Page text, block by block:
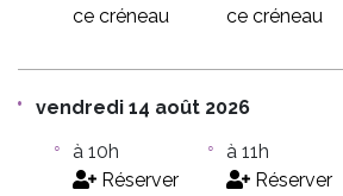
ce créneau
ce créneau
vendredi 14 août 2026
à 10h
Réserver
à 11h
Réserver